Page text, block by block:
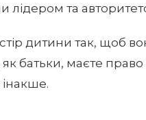
лідером та
дитини так, щоб
як батьки, маєте